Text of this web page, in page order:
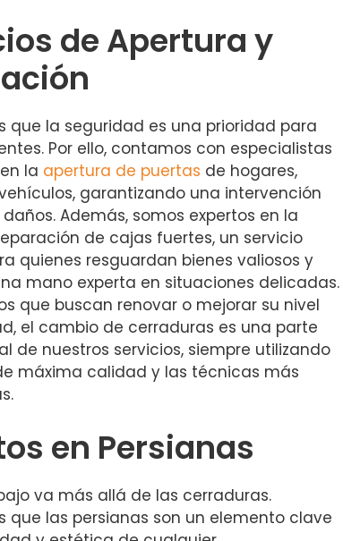
de Apertura y
que la seguridad es una prioridad para
Por ello, contamos con especialistas
la apertura de puertas de hogares,
garantizando una intervención
Además, somos expertos en la
de cajas fuertes, un servicio
quienes resguardan bienes valiosos y
mano experta en situaciones delicadas.
que buscan renovar o mejorar su nivel
el cambio de cerraduras es una parte
de nuestros servicios, siempre utilizando
máxima calidad y las técnicas más
en Persianas
va más allá de las cerraduras.
que las persianas son un elemento clave